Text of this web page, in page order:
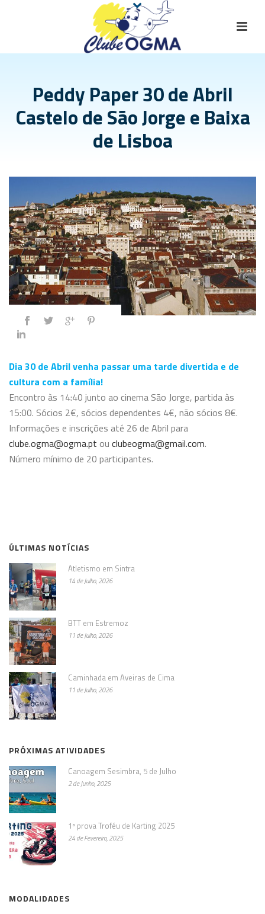
Peddy Paper 30 de Abril
Castelo de São Jorge e Baixa
de Lisboa
Dia 30 de Abril venha passar uma tarde divertida e de
cultura com a família!
Encontro às 14:40 junto ao cinema São Jorge, partida às
15:00. Sócios 2€, sócios dependentes 4€, não sócios 8€.
Informações e inscrições até 26 de Abril para
clube.ogma@ogma.pt ou clubeogma@gmail.com.
Número mínimo de 20 participantes.
ÚLTIMAS NOTÍCIAS
Atletismo em Sintra
14 de Julho, 2026
BTT em Estremoz
11 de Julho, 2026
Caminhada em Aveiras de Cima
11 de Julho, 2026
PRÓXIMAS ATIVIDADES
Canoagem Sesimbra, 5 de Julho
2 de Junho, 2025
1ª prova Troféu de Karting 2025
24 de Fevereiro, 2025
MODALIDADES